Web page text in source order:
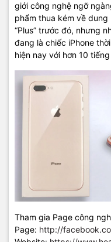
giới công nghệ ngỡ
phẩm thua kém về
“Plus” trước đó, nhưng
đang là chiếc iPhone
hiện nay với hơn 10
Tham gia Page công
Page: http://